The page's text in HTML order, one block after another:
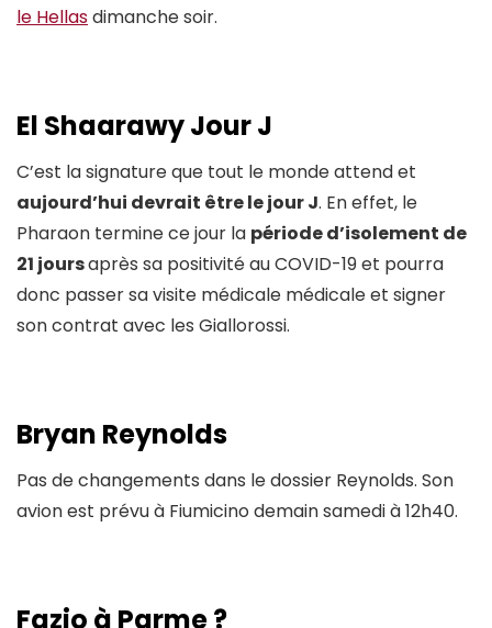
le Hellasdimanche soir.
El Shaarawy Jour J
C’est la signature que tout le monde attend et
aujourd’hui devrait être le jour J. En effet, le
Pharaon termine ce jour la période d’isolement de
21 joursaprès sa positivité au COVID-19 et pourra
donc passer sa visite médicale médicale et signer
son contrat avec les Giallorossi.
Bryan Reynolds
Pas de changements dans le dossier Reynolds. Son
avion est prévu à Fiumicino demain samedi à 12h40.
Fazio à Parme ?